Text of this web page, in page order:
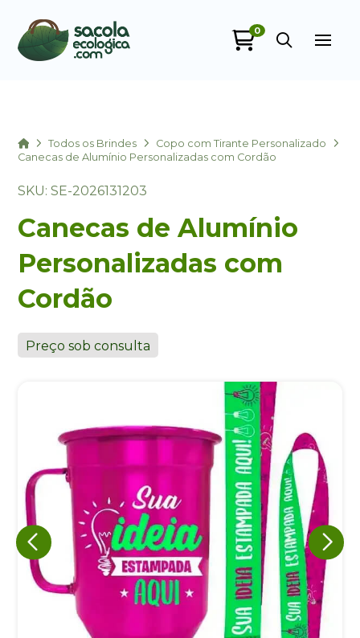
0
HomeTodos os Brindes
Copo com Tirante Personalizado
Canecas de Alumínio Personalizadas com Cordão
SKU: SE-2026131203
Canecas de Alumínio
Personalizadas com
Cordão
Preço sob consulta
+55
Eu concordo em receber comunicações.
A nossa empresa está comprometida a proteger e respeitar
sua privacidade, utilizaremos seus dados apenas para fins
de marketing. Você pode alterar suas preferências a
qualquer momento.
Iniciar conversa